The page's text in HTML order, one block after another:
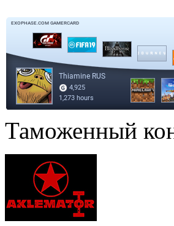
Таможенный